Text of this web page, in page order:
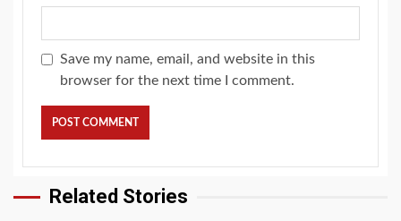
Save my name, email, and website in this
browser for the next time I comment.
Related Stories